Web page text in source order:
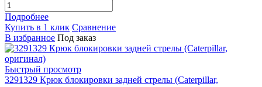
Подробнее
Купить в 1 клик Сравнение
В избранное Под заказ
Быстрый просмотр
3291329 Крюк блокировки задней стрелы (Caterpillar,